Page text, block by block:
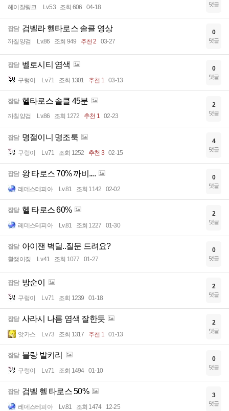
헤이잘링크 Lv.53 조회 606 04-18 댓글
잡담 검벨라 헬타로스 솔클 영상
까칠양검 Lv.86 조회 949 추천 2 03-27
0
댓글
잡담 벨로시티 염색
구렁이 Lv.71 조회 1301 추천 1 03-13
0
댓글
잡담 헬타로스 솔클 45분
까칠양검 Lv.86 조회 1272 추천 1 02-23
2
댓글
잡담 명절이니 명조룩
구렁이 Lv.71 조회 1252 추천 3 02-15
4
댓글
잡담 왕 타로스 70% 까비....
레데스테피아 Lv.81 조회 1142 02-02
0
댓글
잡담 헬 타로스 60%
레데스테피아 Lv.81 조회 1227 01-30
2
댓글
잡담 아이잰 벽딜..질문 드려요?
활쟁이징 Lv.41 조회 1077 01-27
0
댓글
잡담 방순이
구렁이 Lv.71 조회 1239 01-18
2
댓글
잡담 사라시 나름 염색 잘한듯
앗카스 Lv.73 조회 1317 추천 1 01-13
2
댓글
잡담 블랑 발키리
구렁이 Lv.71 조회 1494 01-10
0
댓글
잡담 검벨 헬 타로스 50%
레데스테피아 Lv.81 조회 1474 12-25
3
댓글